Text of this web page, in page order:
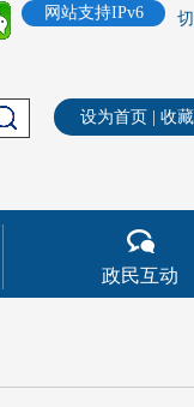
网站支持IPv6
设为首页 收
政民互动